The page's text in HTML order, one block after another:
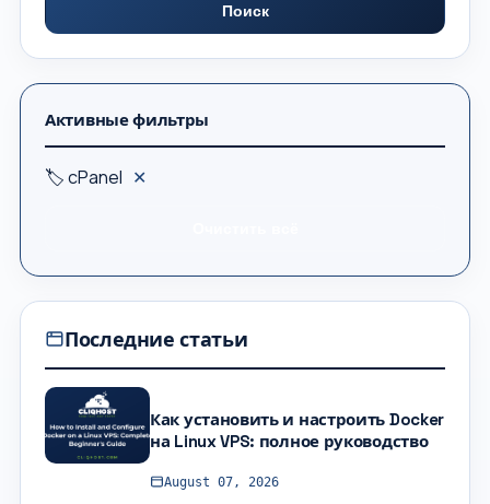
Поиск
Активные фильтры
🏷 cPanel ✕
Последние статьи
Как установить и настроить Docker
на Linux VPS: полное руководство
August 07, 2026